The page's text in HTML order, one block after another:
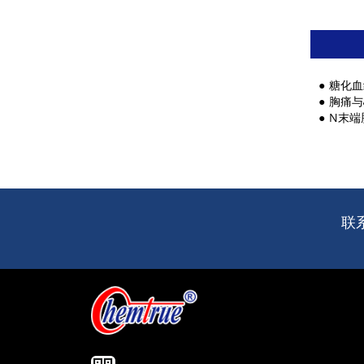
糖化
胸痛
N末端脑
联